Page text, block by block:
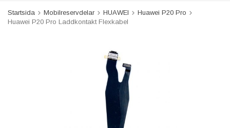
Startsida Mobilreservdelar HUAWEI
Huawei P20 Pro
Huawei P20 Pro Laddkontakt Flexkabel